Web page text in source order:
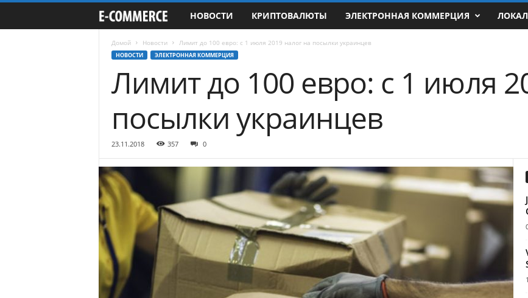
-
o
m
r
c
e
НОВОСТИ КРИПТОВАЛЮТЫ ЭЛЕКТРОННАЯ КОММЕРЦИЯ
Домой Новости Лимит до 100 евро: с 1 июля 2019 налог на посылки украинцев
НОВОСТИ ЭЛЕКТРОННАЯ КОММЕРЦИЯ
Лимит до 100 евро: с 1 июля
посылки украинцев
23.11.2018 357 0